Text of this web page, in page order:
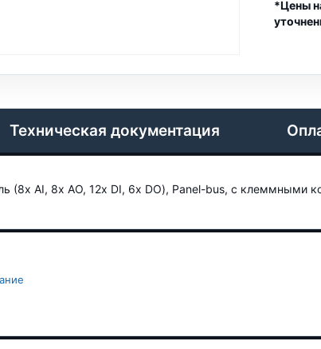
*Цены
Техническая документация
(8x AI, 8x AO, 12x DI, 6x DO), Panel-bus, с клеммными